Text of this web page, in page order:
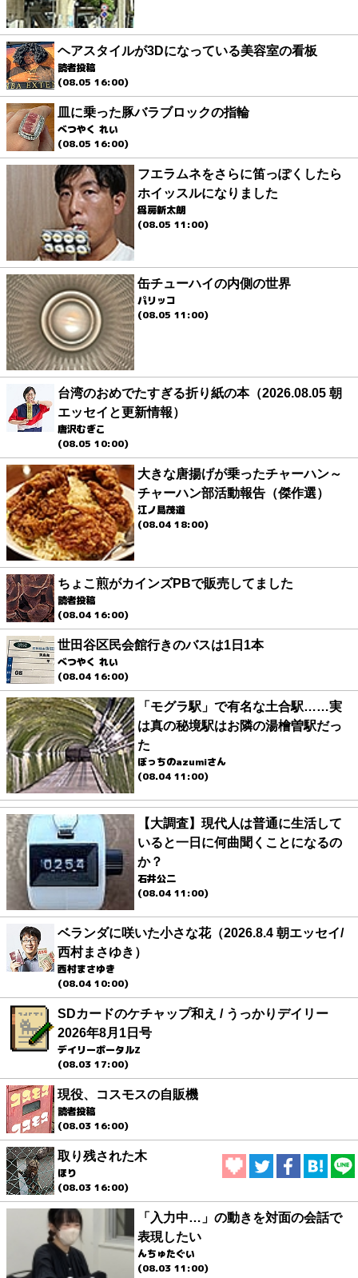
ヘアスタイルが3Dになっている美容室の看板
読者投稿
(08.05 16:00)
皿に乗った豚バラブロックの指輪
べつやく れい
(08.05 16:00)
フエラムネをさらに笛っぽくしたら
ホイッスルになりました
爲房新太朗
(08.05 11:00)
缶チューハイの内側の世界
パリッコ
(08.05 11:00)
台湾のおめでたすぎる折り紙の本（2026.08.05 朝
エッセイと更新情報）
唐沢むぎこ
(08.05 10:00)
大きな唐揚げが乗ったチャーハン～
チャーハン部活動報告（傑作選）
江ノ島茂道
(08.04 18:00)
ちょこ煎がカインズPBで販売してました
読者投稿
(08.04 16:00)
世田谷区民会館行きのバスは1日1本
べつやく れい
(08.04 16:00)
「モグラ駅」で有名な土合駅……実
は真の秘境駅はお隣の湯檜曽駅だっ
た
ぼっちのazumiさん
(08.04 11:00)
【大調査】現代人は普通に生活して
いると一日に何曲聞くことになるの
か？
石井公二
(08.04 11:00)
ベランダに咲いた小さな花（2026.8.4 朝エッセイ/
西村まさゆき）
西村まさゆき
(08.04 10:00)
SDカードのケチャップ和え / うっかりデイリー
2026年8月1日号
デイリーポータルZ
(08.03 17:00)
現役、コスモスの自販機
読者投稿
(08.03 16:00)
取り残された木
ほり
(08.03 16:00)
「入力中…」の動きを対面の会話で
表現したい
んちゅたぐい
(08.03 11:00)